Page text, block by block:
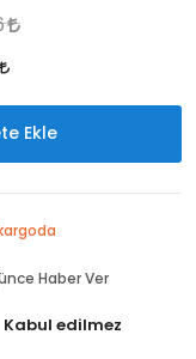
Ekle
Haber Ver